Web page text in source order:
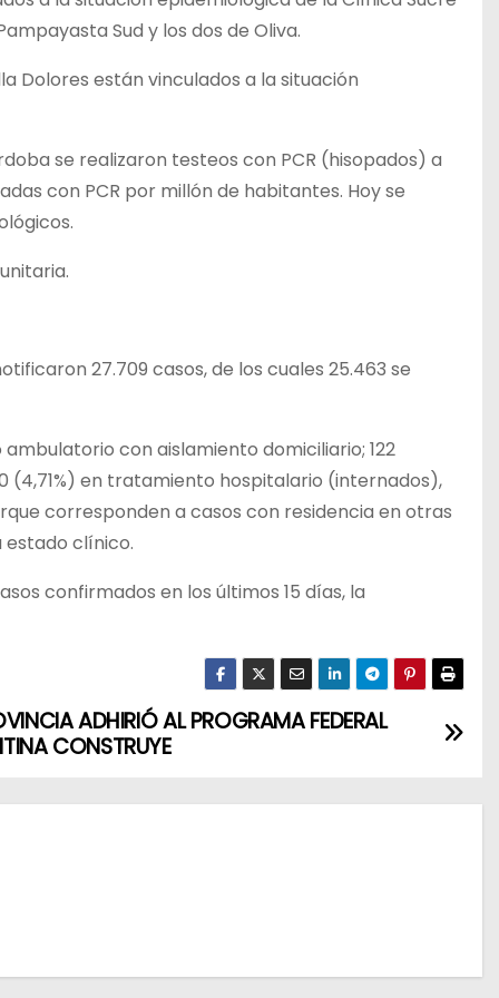
Sud y los dos de Oliva.
Dolores están vinculados a la situación
se realizaron testeos con PCR (hisopados) a
con PCR por millón de habitantes. Hoy se
27.709 casos, de los cuales 25.463 se
con aislamiento domiciliario; 122
(4,71%) en tratamiento hospitalario (internados),
corresponden a casos con residencia en otras
estado clínico.
confirmados en los últimos 15 días, la
ADHIRIÓ AL PROGRAMA FEDERAL
CONSTRUYE